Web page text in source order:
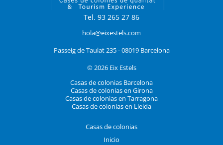
Tel. 93 265 27 86
hola@eixestels.com
Passeig de Taulat 235 - 08019 Barcelona
© 2026 Eix Estels
Casas de colonias Barcelona
Casas de colonias en Girona
Casas de colonias en Tarragona
Casas de colonias en Lleida
Casas de colonias
Inicio